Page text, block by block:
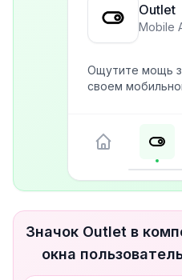
Outlet
Mobile
Ощутите мощь
своем
Значок Outlet в
окна